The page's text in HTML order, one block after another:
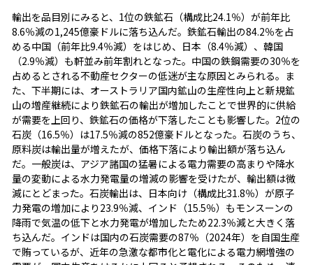
輸出を品目別にみると、1位の鉄鉱石（構成比24.1％）が前年比
8.6％減の1,245億豪ドルに落ち込んだ。鉄鉱石輸出の84.2％を占
める中国（前年比9.4％減）をはじめ、日本（8.4％減）、韓国
（2.9％減）も軒並み前年割れとなった。中国の鉄鋼需要の30％を
占めるとされる不動産セクターの低迷が主な原因とみられる。ま
た、下半期には、オーストラリア国内鉱山の生産性向上と新規鉱
山の増産継続により鉄鉱石の輸出が増加したことで世界的に供給
が需要を上回り、鉄鉱石の価格が下落したことも影響した。2位の
石炭（16.5％）は17.5％減の852億豪ドルとなった。石炭のうち、
原料炭は輸出量が増えたが、価格下落により輸出額が落ち込ん
だ。一般炭は、アジア諸国の猛暑による電力需要の高まりや降水
量の変動による水力発電量の増減の影響を受けたが、輸出額は微
減にとどまった。石炭輸出は、日本向け（構成比31.8％）が原子
力発電の増加により23.9％減、インド（15.5％）もモンスーンの
降雨で気温の低下と水力発電が増加したため22.3％減と大きく落
ち込んだ。インドは国内の石炭需要の87％（2024年）を自国生産
で賄っているが、近年の急激な都市化と電化による電力網増強の